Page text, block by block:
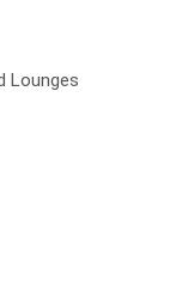
Lounges